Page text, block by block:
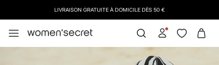
LIVRAISON GRATUITE À DOMICILE DÈS 50 €